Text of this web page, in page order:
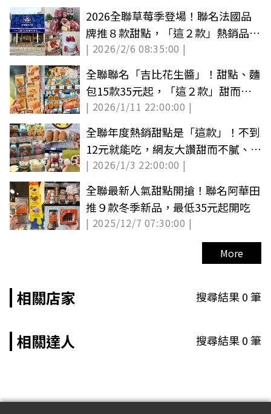
2026全聯草莓季登場！聯名法國品
牌推８款甜點，「這２款」熱銷品項
也回歸
| 2026/2/6 08:35:00 |
全聯聯名「吉比花生醬」！甜點、麵
包15款35元起，「這２款」甜而不
膩大受好評
| 2026/1/11 22:00:00 |
全聯年度熱銷甜點是「這款」！不到
12元就能吃，網友大讚甜而不膩、
CP值高
| 2026/1/3 22:00:00 |
全聯最新人氣甜點開搶！聯名阿華田
推９款冬季新品，最低35元起開吃
| 2025/12/7 07:30:00 |
More
相關店家 搜尋結果0筆
相關達人 搜尋結果0筆